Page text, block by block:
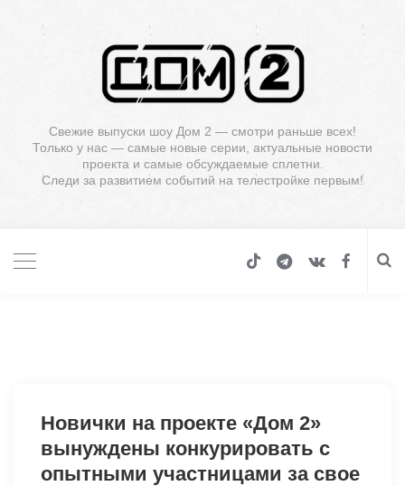
Свежие выпуски шоу Дом 2 — смотри раньше всех!
Только у нас — самые новые серии, актуальные новости
проекта и самые обсуждаемые сплетни.
Следи за развитием событий на телестройке первым!
Новички на проекте «Дом 2»
вынуждены конкурировать с
опытными участницами за свое